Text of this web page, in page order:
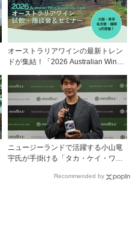
オーストラリアワインの最新トレン
ドが集結！「2026 Australian Wine
で開催
ニュージーランドで活躍する小山竜
宇氏が手掛ける「タカ・ケイ・ワイ
Recommended by